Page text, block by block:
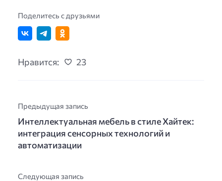
Поделитесь с друзьями
Нравится: 23
Предыдущая запись
Интеллектуальная мебель в стиле Хайтек:
интеграция сенсорных технологий и
автоматизации
Следующая запись